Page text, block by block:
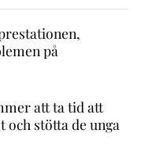
på
att ta tid att
stötta de unga